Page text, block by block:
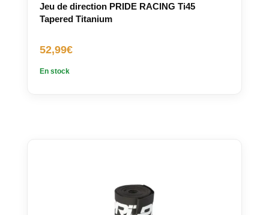
Jeu de direction PRIDE RACING Ti45
Tapered Titanium
52,99€
En stock